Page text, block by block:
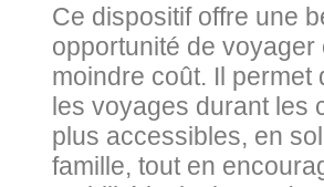
Ce dispositif offre une
opportunité de voyager
moindre coût. Il permet
les voyages durant les
plus accessibles, en
famille, tout en